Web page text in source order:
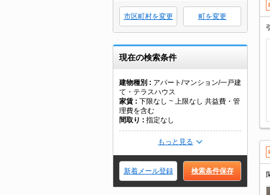
市区町村を変更 町を変更
現在の検索条件
建物種別
アパート/マンション/一戸建
て・テラスハウス
家賃
下限なし ~ 上限なし 共益費・管
理費を含む
間取り
指定なし
もっと見る
新着メール登録 検索条件保存